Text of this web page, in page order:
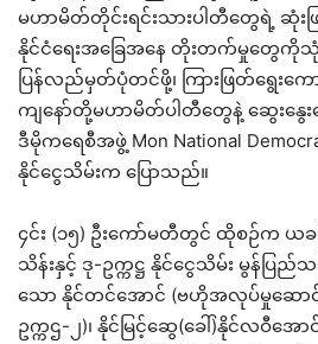
မဟာမိတ်တိုင်းရင်းသားပါတီတွေရဲ့ ဆုံးဖြ
နိုင်ငံရေးအခြေအနေ တိုးတက်မှုတွေကိုသုံ
ပြန်လည်မှတ်ပုံတင်ဖို့၊ ကြားဖြတ်ရွေး
ကျနော်တို့မဟာမိတ်ပါတီတွေနဲ့ ဆွေးနွေ
ဒီမိုကရေစီအဖွဲ့ Mon National
နိုင်ငွေသိမ်းက ပြောသည်။
၄င်း (၁၅) ဦးကော်မတီတွင် ထိုစဉ်က ယခင်
သိန်းနှင့် ဒု-ဥက္ကဋ္ဌ နိုင်ငွေသိမ်း မွန်ပြ
သော နိုင်တင်အောင် (ဗဟိုအလုပ်မှုဆောင်
ဥက္ကဌ-၂)၊ နိုင်မြင့်ဆွေ(ခေါ်)နိုင်လဝီအေ